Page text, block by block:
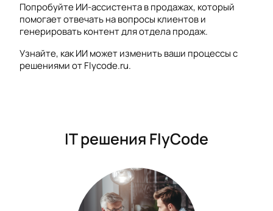
Попробуйте ИИ-ассистента в продажах, который
помогает отвечать на вопросы клиентов и
генерировать контент для отдела продаж.
Узнайте, как ИИ может изменить ваши процессы с
решениями от Flycode.ru.
IT решения FlyCode